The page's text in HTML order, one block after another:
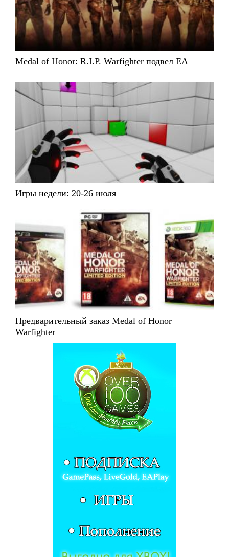
Medal of Honor: R.I.P. Warfighter подвел EA
Игры недели: 20-26 июля
Предварительный заказ Medal of Honor
Warfighter